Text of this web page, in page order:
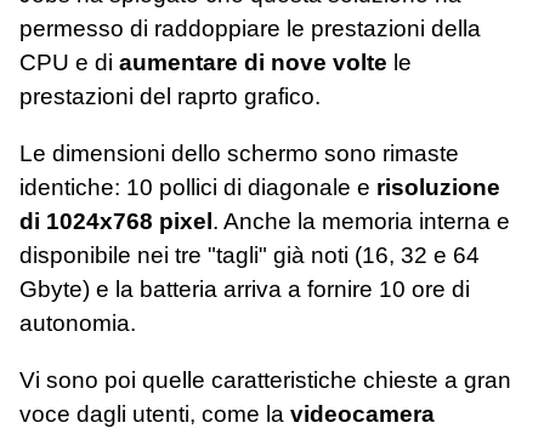
permesso di raddoppiare le prestazioni della
CPU e di aumentare di nove volte le
prestazioni del raprto grafico.
Le dimensioni dello schermo sono rimaste
identiche: 10 pollici di diagonale e risoluzione
di 1024x768 pixel . Anche la memoria interna e
disponibile nei tre "tagli" già noti (16, 32 e 64
Gbyte) e la batteria arriva a fornire 10 ore di
autonomia.
Vi sono poi quelle caratteristiche chieste a gran
voce dagli utenti, come la videocamera